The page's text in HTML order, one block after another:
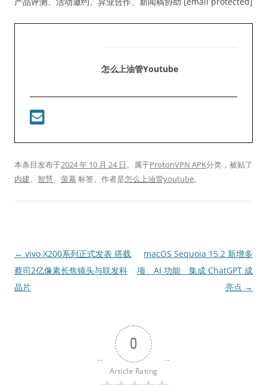
怎么上油管youtube
本条目发布于2024 年 10 月 24 日。属于ProtonVPN APK分类，被贴了
内建、 智慧、 萤幕 标签。 作者是怎么上油管youtube。
文
章
导
← vivo X200系列正式发表 搭载
蔡司2亿像素长焦镜头与联发科
晶片
macOS Sequoia 15.2 新增多
项 AI 功能 集成 ChatGPT 成
亮点 →
0
Article Rating